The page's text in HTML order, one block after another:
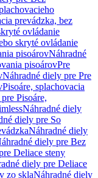
prevádzka, bez
ovládanie
skryté ovládanie
pisoárovNáhradné
pisoárovPre
Náhradné diely pre Pre
Pisoáre, splachovacia
Pisoáre,
Náhradné diely
diely pre So
Náhradné diely
diely pre Bez
Deliace steny
diely pre Deliace
zo sklaNáhradné diely